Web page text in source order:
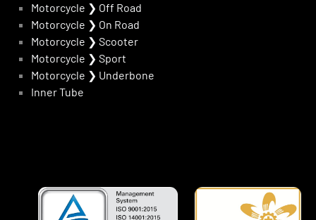
Motorcycle ❯ Off Road
Motorcycle ❯ On Road
Motorcycle ❯ Scooter
Motorcycle ❯ Sport
Motorcycle ❯ Underbone
Inner Tube